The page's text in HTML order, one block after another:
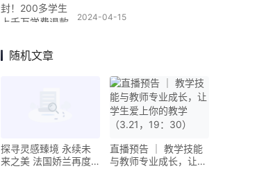
2024-04-15
随机文章
探寻灵感臻境 永续未
来之美 法国娇兰再度
直播预告 ｜ 教学技能
与教师专业成长，让学